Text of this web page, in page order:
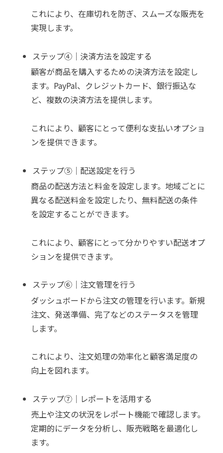
これにより、在庫切れを防ぎ、スムーズな販売を
実現します。
ステップ④｜決済方法を設定する
顧客が商品を購入するための決済方法を設定し
ます。PayPal、クレジットカード、銀行振込な
ど、複数の決済方法を提供します。
これにより、顧客にとって便利な支払いオプショ
ンを提供できます。
ステップ⑤｜配送設定を行う
商品の配送方法と料金を設定します。地域ごとに
異なる配送料金を設定したり、無料配送の条件
を設定することができます。
これにより、顧客にとって分かりやすい配送オプ
ションを提供できます。
ステップ⑥｜注文管理を行う
ダッシュボードから注文の管理を行います。新規
注文、発送準備、完了などのステータスを管理
します。
これにより、注文処理の効率化と顧客満足度の
向上を図れます。
ステップ⑦｜レポートを活用する
売上や注文の状況をレポート機能で確認します。
定期的にデータを分析し、販売戦略を最適化し
ます。